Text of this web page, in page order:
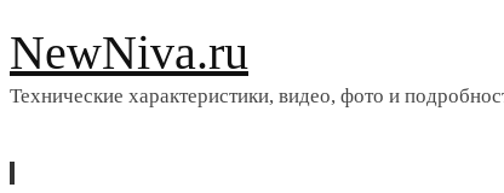
NewNiva.ru
Технические характеристики, видео, фото и